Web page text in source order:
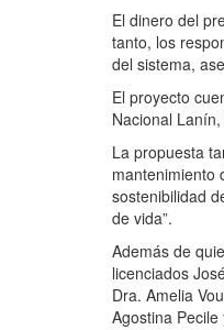
El dinero del
tanto, los
del sistema,
El proyecto
Nacional
La propuesta
mantenimiento
sostenibilidad
de vida”.
Además de
licenciados
Dra. Amelia
Agostina